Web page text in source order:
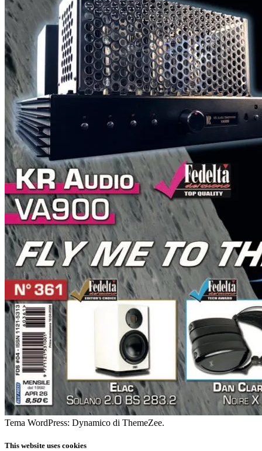
Tema WordPress: Dynamico di ThemeZee.
This website uses cookies